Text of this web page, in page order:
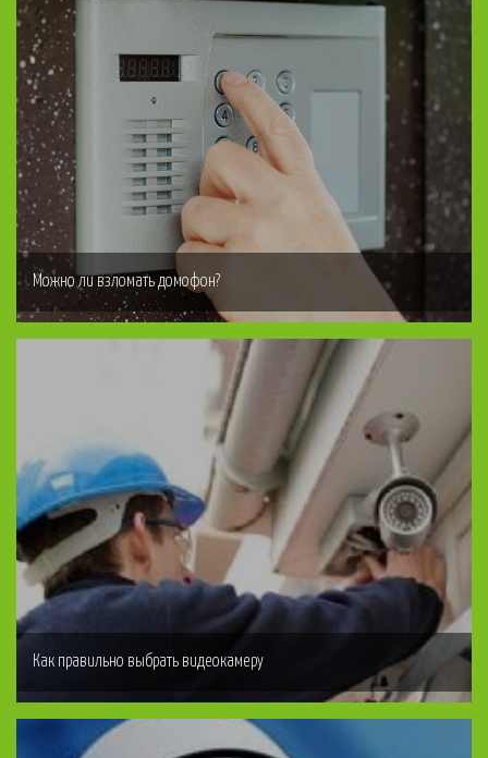
Можно ли взломать домофон?
Как правильно выбрать видеокамеру